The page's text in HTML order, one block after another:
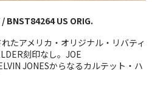
/ BNST84264 US ORIG.
たアメリカ・オリジナル・リバティ
刻印なし。JOE
JONESからなるカルテット・ハ